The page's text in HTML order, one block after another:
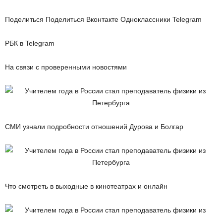
Поделиться Поделиться Вконтакте Одноклассники Telegram
РБК в Telegram
На связи с проверенными новостями
СМИ узнали подробности отношений Дурова и Болгар
Что смотреть в выходные в кинотеатрах и онлайн